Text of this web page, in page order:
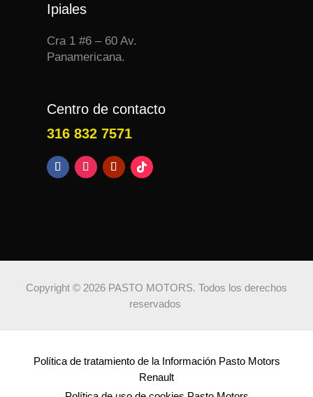
Ipiales
Cra 1 #6 – 60 Av.
Panamericana.
Centro de contacto
316 832 7571
Copyright © 2026 PASTO MOTORS. Todos los derechos
reservados
Política de tratamiento de la Información Pasto Motors
Renault